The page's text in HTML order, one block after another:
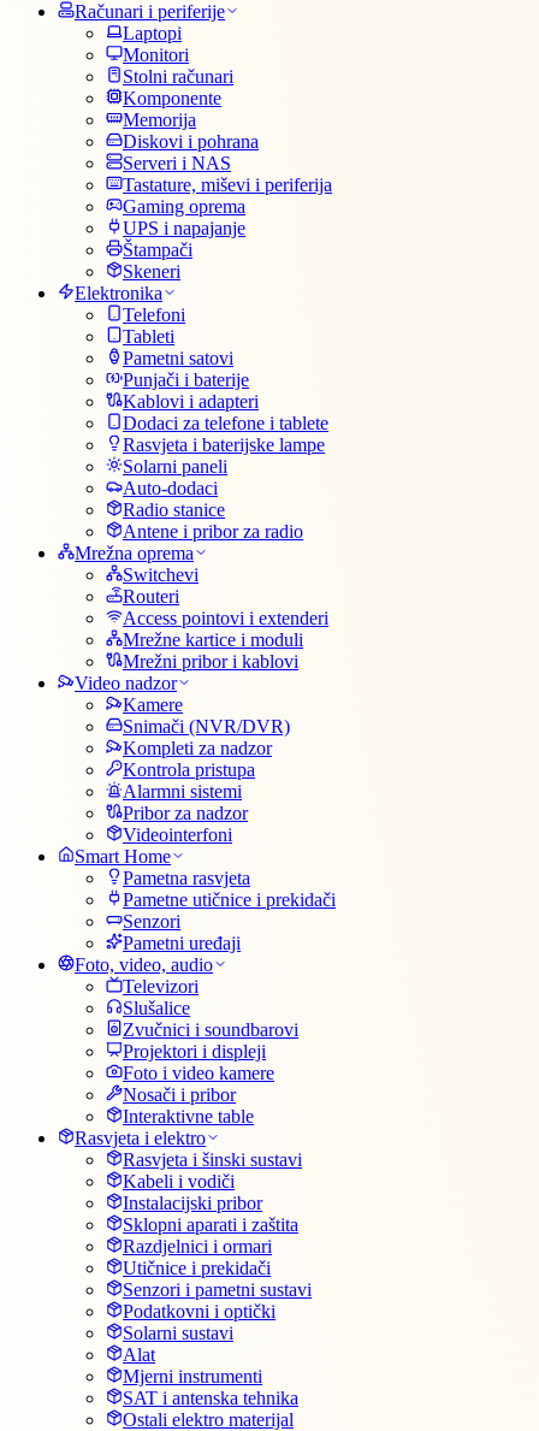
Računari i periferije
Laptopi
Monitori
Stolni računari
Komponente
Memorija
Diskovi i pohrana
Serveri i NAS
Tastature, miševi i periferija
Gaming oprema
UPS i napajanje
Štampači
Skeneri
Elektronika
Telefoni
Tableti
Pametni satovi
Punjači i baterije
Kablovi i adapteri
Dodaci za telefone i tablete
Rasvjeta i baterijske lampe
Solarni paneli
Auto-dodaci
Radio stanice
Antene i pribor za radio
Mrežna oprema
Switchevi
Routeri
Access pointovi i extenderi
Mrežne kartice i moduli
Mrežni pribor i kablovi
Video nadzor
Kamere
Snimači (NVR/DVR)
Kompleti za nadzor
Kontrola pristupa
Alarmni sistemi
Pribor za nadzor
Videointerfoni
Smart Home
Pametna rasvjeta
Pametne utičnice i prekidači
Senzori
Pametni uređaji
Foto, video, audio
Televizori
Slušalice
Zvučnici i soundbarovi
Projektori i displeji
Foto i video kamere
Nosači i pribor
Interaktivne table
Rasvjeta i elektro
Rasvjeta i šinski sustavi
Kabeli i vodiči
Instalacijski pribor
Sklopni aparati i zaštita
Razdjelnici i ormari
Utičnice i prekidači
Senzori i pametni sustavi
Podatkovni i optički
Solarni sustavi
Alat
Mjerni instrumenti
SAT i antenska tehnika
Ostali elektro materijal